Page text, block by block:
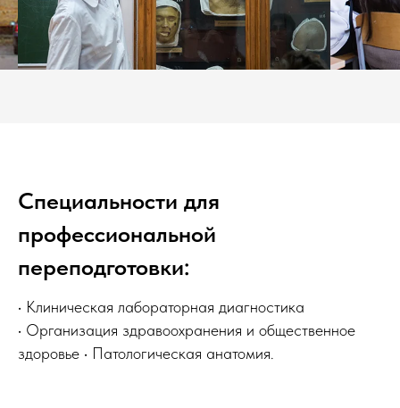
Специальности для
профессиональной
переподготовки:
• Клиническая лабораторная диагностика
• Организация здравоохранения и общественное
здоровье • Патологическая анатомия.